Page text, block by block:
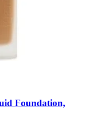
Foundation,